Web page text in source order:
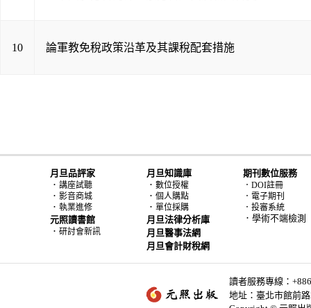
10 論軍教免稅政策沿革及其課稅配套措施
月旦品評家
． 講座試聽
． 影音商城
． 執業進修
元照讀書館
． 研討會新訊
月旦知識庫
． 數位授權
． 個人購點
． 單位採購
月旦法律分析庫
月旦醫事法網
月旦會計財稅網
期刊數位服務
．DOI註冊
．電子期刊
．投審系統
．學術不端檢測
讀者服務專線：
地址：臺北市館前